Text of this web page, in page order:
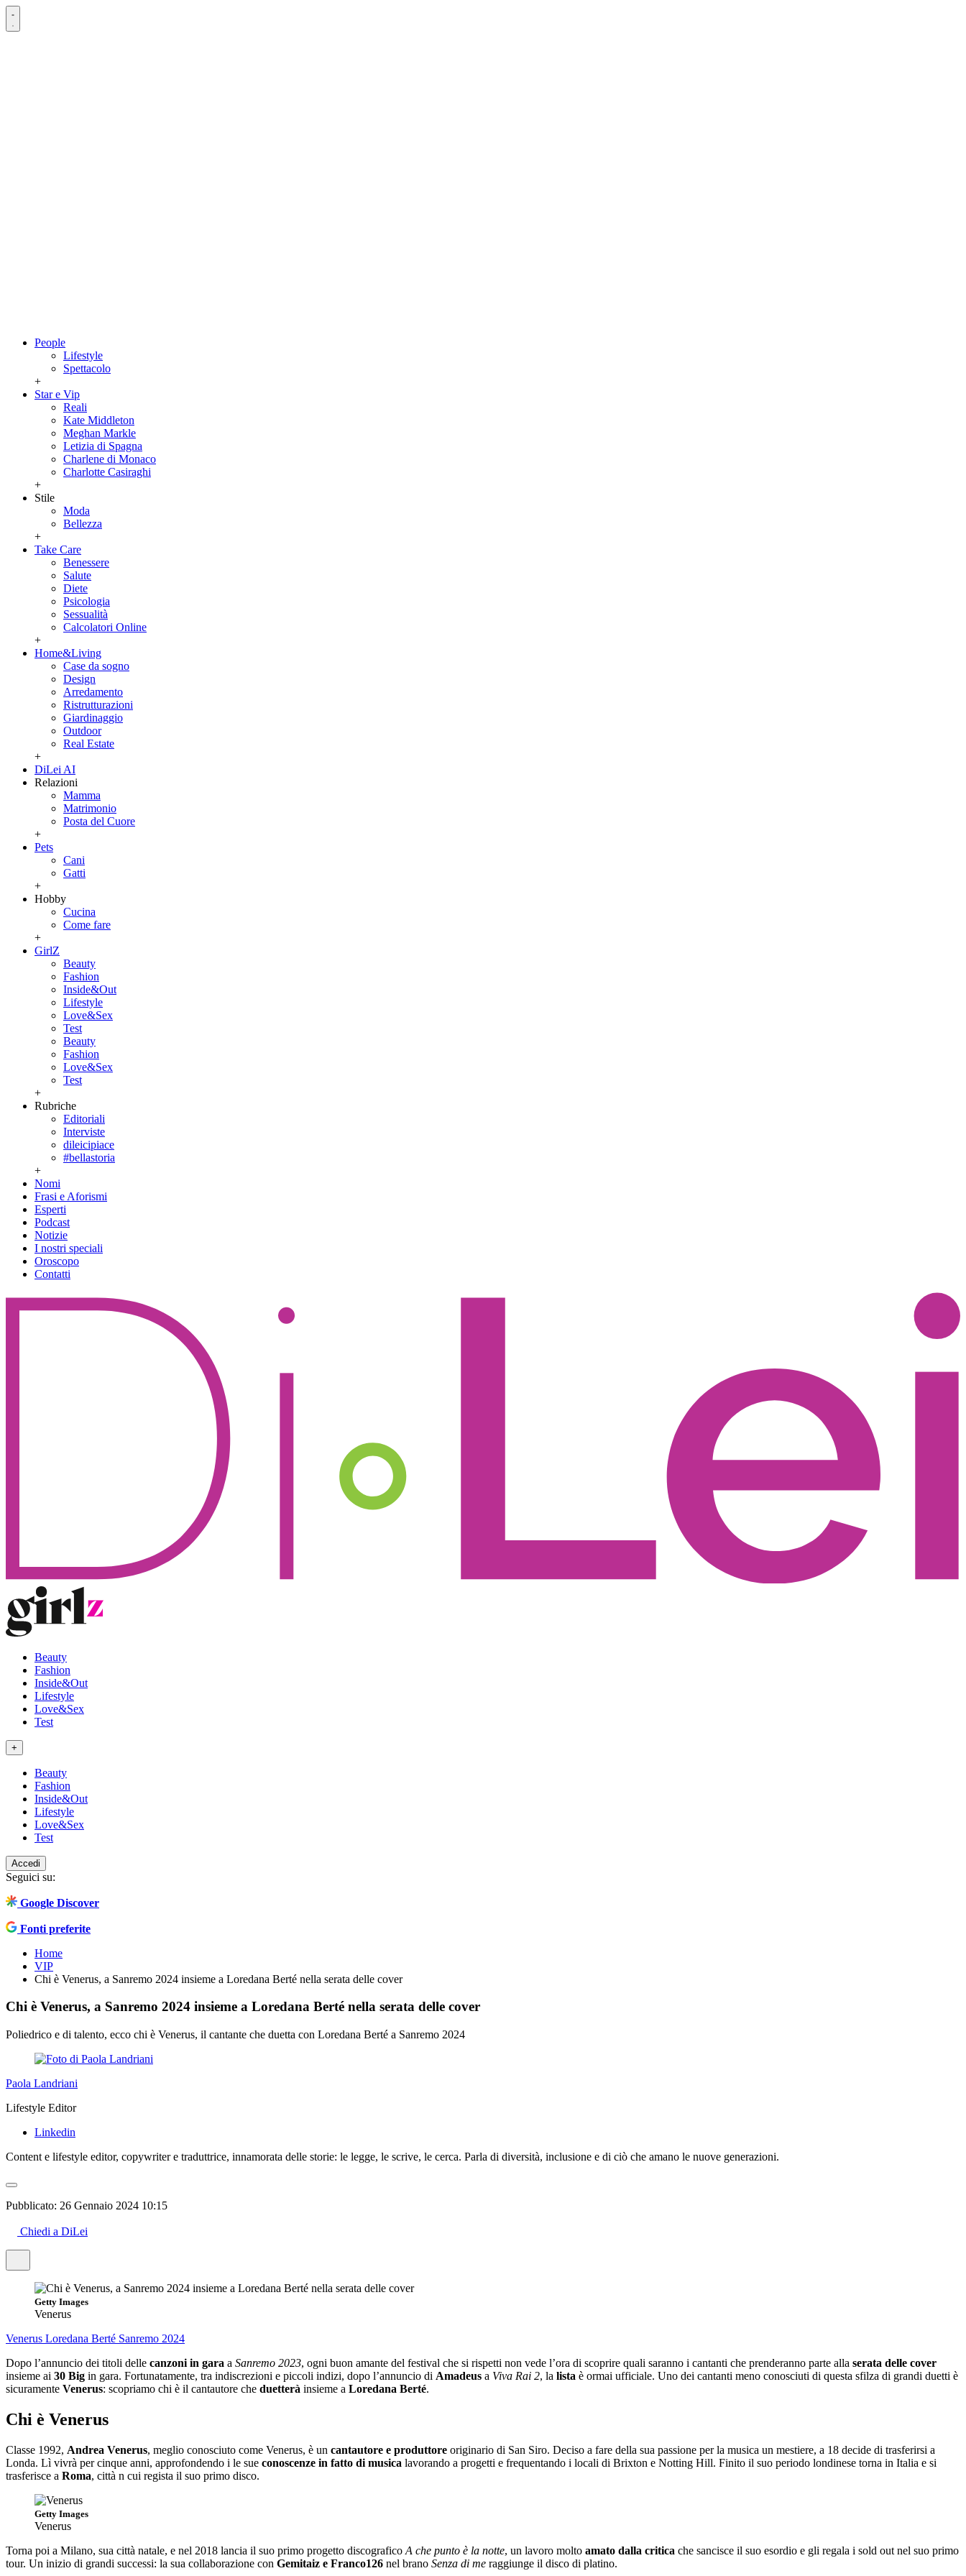
People
Lifestyle
Spettacolo
+
Star e Vip
Reali
Kate Middleton
Meghan Markle
Letizia di Spagna
Charlene di Monaco
Charlotte Casiraghi
+
Stile
Moda
Bellezza
+
Take Care
Benessere
Salute
Diete
Psicologia
Sessualità
Calcolatori Online
+
Home&Living
Case da sogno
Design
Arredamento
Ristrutturazioni
Giardinaggio
Outdoor
Real Estate
+
DiLei AI
Relazioni
Mamma
Matrimonio
Posta del Cuore
+
Pets
Cani
Gatti
+
Hobby
Cucina
Come fare
+
GirlZ
Beauty
Fashion
Inside&Out
Lifestyle
Love&Sex
Test
Beauty
Fashion
Love&Sex
Test
+
Rubriche
Editoriali
Interviste
dileicipiace
#bellastoria
+
Nomi
Frasi e Aforismi
Esperti
Podcast
Notizie
I nostri speciali
Oroscopo
Contatti
Beauty
Fashion
Inside&Out
Lifestyle
Love&Sex
Test
+
Beauty
Fashion
Inside&Out
Lifestyle
Love&Sex
Test
Accedi
Seguici su:
Google Discover
Fonti preferite
Home
VIP
Chi è Venerus, a Sanremo 2024 insieme a Loredana Berté nella serata delle cover
Chi è Venerus, a Sanremo 2024 insieme a Loredana Berté nella serata delle cover
Poliedrico e di talento, ecco chi è Venerus, il cantante che duetta con Loredana Berté a Sanremo 2024
Paola Landriani
Lifestyle Editor
Linkedin
Content e lifestyle editor, copywriter e traduttrice, innamorata delle storie: le legge, le scrive, le cerca. Parla di diversità, inclusione e di ciò che amano le nuove generazioni.
Pubblicato: 26 Gennaio 2024 10:15
Chiedi a DiLei
Getty Images
Venerus
Venerus Loredana Berté Sanremo 2024
Dopo l’annuncio dei titoli delle canzoni in gara a Sanremo 2023, ogni buon amante del festival che si rispetti non vede l’ora di scoprire quali saranno i cantanti che prenderanno parte alla serata delle cover
insieme ai 30 Big in gara. Fortunatamente, tra indiscrezioni e piccoli indizi, dopo l’annuncio di Amadeus a Viva Rai 2, la lista è ormai ufficiale. Uno dei cantanti meno conosciuti di questa sfilza di grandi duetti è
sicuramente Venerus: scopriamo chi è il cantautore che duetterà insieme a Loredana Berté.
Chi è Venerus
Classe 1992, Andrea Venerus, meglio conosciuto come Venerus, è un cantautore e produttore originario di San Siro. Deciso a fare della sua passione per la musica un mestiere, a 18 decide di trasferirsi a
Londa. Lì vivrà per cinque anni, approfondendo i le sue conoscenze in fatto di musica lavorando a progetti e frequentando i locali di Brixton e Notting Hill. Finito il suo periodo londinese torna in Italia e si
trasferisce a Roma, città n cui regista il suo primo disco.
Getty Images
Venerus
Torna poi a Milano, sua città natale, e nel 2018 lancia il suo primo progetto discografico A che punto è la notte, un lavoro molto amato dalla critica che sancisce il suo esordio e gli regala i sold out nel suo primo
tour. Un inizio di grandi successi: la sua collaborazione con Gemitaiz e Franco126 nel brano Senza di me raggiunge il disco di platino.